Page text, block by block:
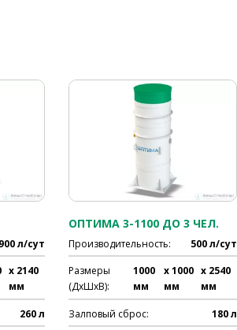
л/сут
x 2140
мм
260 л
ОПТИМА 3-1100 ДО 3 ЧЕЛ.
Производительность: 500 л/сут
Размеры
(ДхШхВ):
1000
мм
x 1000
мм
x 2540
мм
Залповый сброс: 180 л